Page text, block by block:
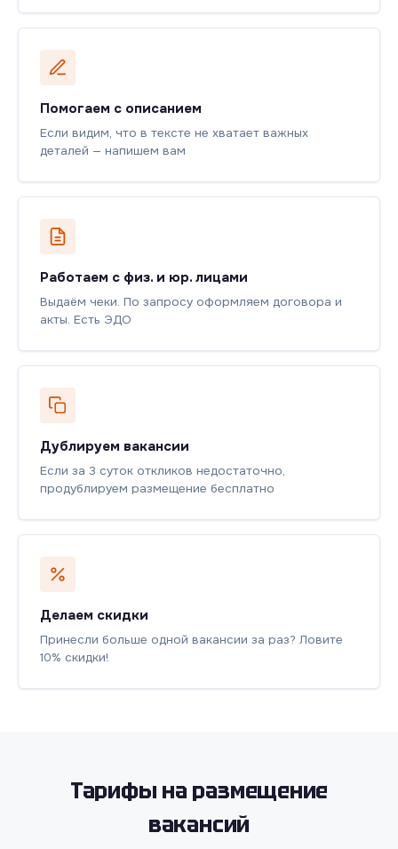
Помогаем с описанием
Если видим, что в тексте не хватает важных
деталей — напишем вам
Работаем с физ. и юр. лицами
Выдаём чеки. По запросу оформляем договора и
акты. Есть ЭДО
Дублируем вакансии
Если за 3 суток откликов недостаточно,
продублируем размещение бесплатно
Делаем скидки
Принесли больше одной вакансии за раз? Ловите
10% скидки!
Тарифы на размещение
вакансий